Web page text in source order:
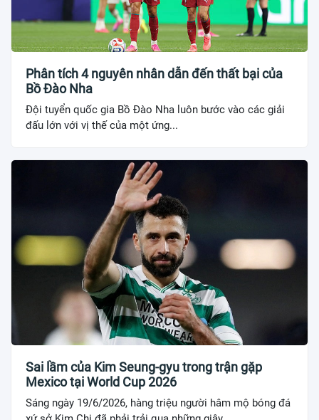
Phân tích 4 nguyên nhân dẫn đến thất bại của
Bồ Đào Nha
Đội tuyển quốc gia Bồ Đào Nha luôn bước vào các giải
đấu lớn với vị thế của một ứng...
Sai lầm của Kim Seung-gyu trong trận gặp
Mexico tại World Cup 2026
Sáng ngày 19/6/2026, hàng triệu người hâm mộ bóng đá